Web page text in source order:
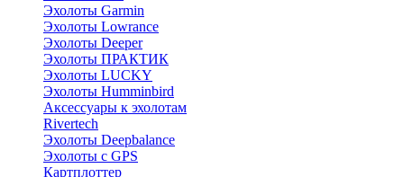
Эхолоты Garmin
Эхолоты Lowrance
Эхолоты Deeper
Эхолоты ПРАКТИК
Эхолоты LUCKY
Эхолоты Humminbird
Аксессуары к эхолотам
Rivertech
Эхолоты Deepbalance
Эхолоты с GPS
Картплоттер